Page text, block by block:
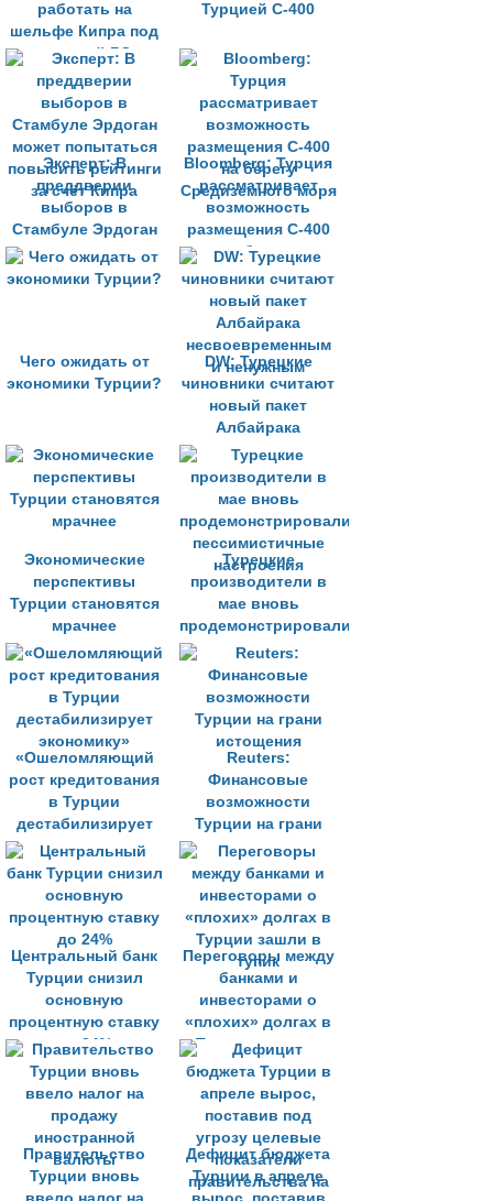
работать на
шельфе Кипра под
защитой ВС
Турцией С-400
Эксперт: В
преддверии
выборов в
Стамбуле Эрдоган
может попытаться
повысить рейтинги
Bloomberg: Турция
рассматривает
возможность
размещения С-400
на берегу
Средиземного моря
Чего ожидать от
экономики Турции?
DW: Турецкие
чиновники считают
новый пакет
Албайрака
несвоевременным
и ненужным
Экономические
перспективы
Турции становятся
мрачнее
Турецкие
производители в
мае вновь
продемонстрировали
пессимистичные
настроения
«Ошеломляющий
рост кредитования
в Турции
дестабилизирует
экономику»
Reuters:
Финансовые
возможности
Турции на грани
истощения
Центральный банк
Турции снизил
основную
процентную ставку
до 24%
Переговоры между
банками и
инвесторами о
«плохих» долгах в
Турции зашли в
тупик
Правительство
Турции вновь
Дефицит бюджета
Турции в апреле